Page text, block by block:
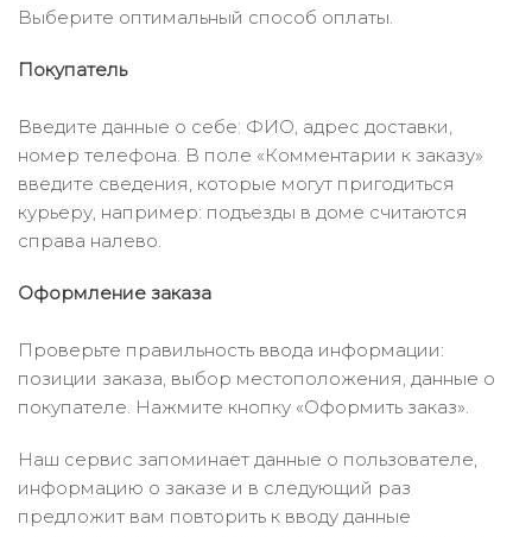
Выберите оптимальный способ оплаты.
Покупатель
Введите данные о себе: ФИО, адрес доставки,
номер телефона. В поле «Комментарии к заказу»
введите сведения, которые могут пригодиться
курьеру, например: подъезды в доме считаются
справа налево.
Оформление заказа
Проверьте правильность ввода информации:
позиции заказа, выбор местоположения, данные о
покупателе. Нажмите кнопку «Оформить заказ».
Наш сервис запоминает данные о пользователе,
информацию о заказе и в следующий раз
предложит вам повторить к вводу данные